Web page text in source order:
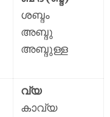
ശബ്ദം
അബ്ദു
അബ്ദുള്ള
വ്യ
കാവ്യ